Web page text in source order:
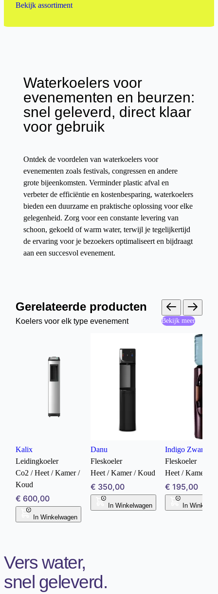
Bekijk assortiment
Waterkoelers voor
evenementen en beurzen:
snel geleverd, direct klaar
voor gebruik
Ontdek de voordelen van waterkoelers voor
evenementen zoals festivals, congressen en andere
grote bijeenkomsten. Verminder plastic afval en
verbeter de efficiëntie en kostenbesparing, waterkoelers
bieden een duurzame en praktische oplossing voor elke
gelegenheid. Zorg voor een constante levering van
schoon, gekoeld of warm water, terwijl je tegelijkertijd
de ervaring voor je bezoekers optimaliseert en bijdraagt
aan een succesvol evenement.
Gerelateerde producten
Koelers voor elk type evenement Bekijk meer
Kalix
Leidingkoeler
Co2 / Heet / Kamer /
Koud
€ 600,00
In Winkelwagen
Danu
Fleskoeler
Heet / Kamer / Koud
€ 350,00
In Winkelwagen
Indigo Zwart
Fleskoeler
Heet / Kamer /
€ 195,00
In
Vers water,
snel geleverd.